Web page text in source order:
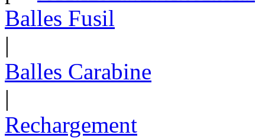
Balles Fusil
|
Balles Carabine
|
Rechargement